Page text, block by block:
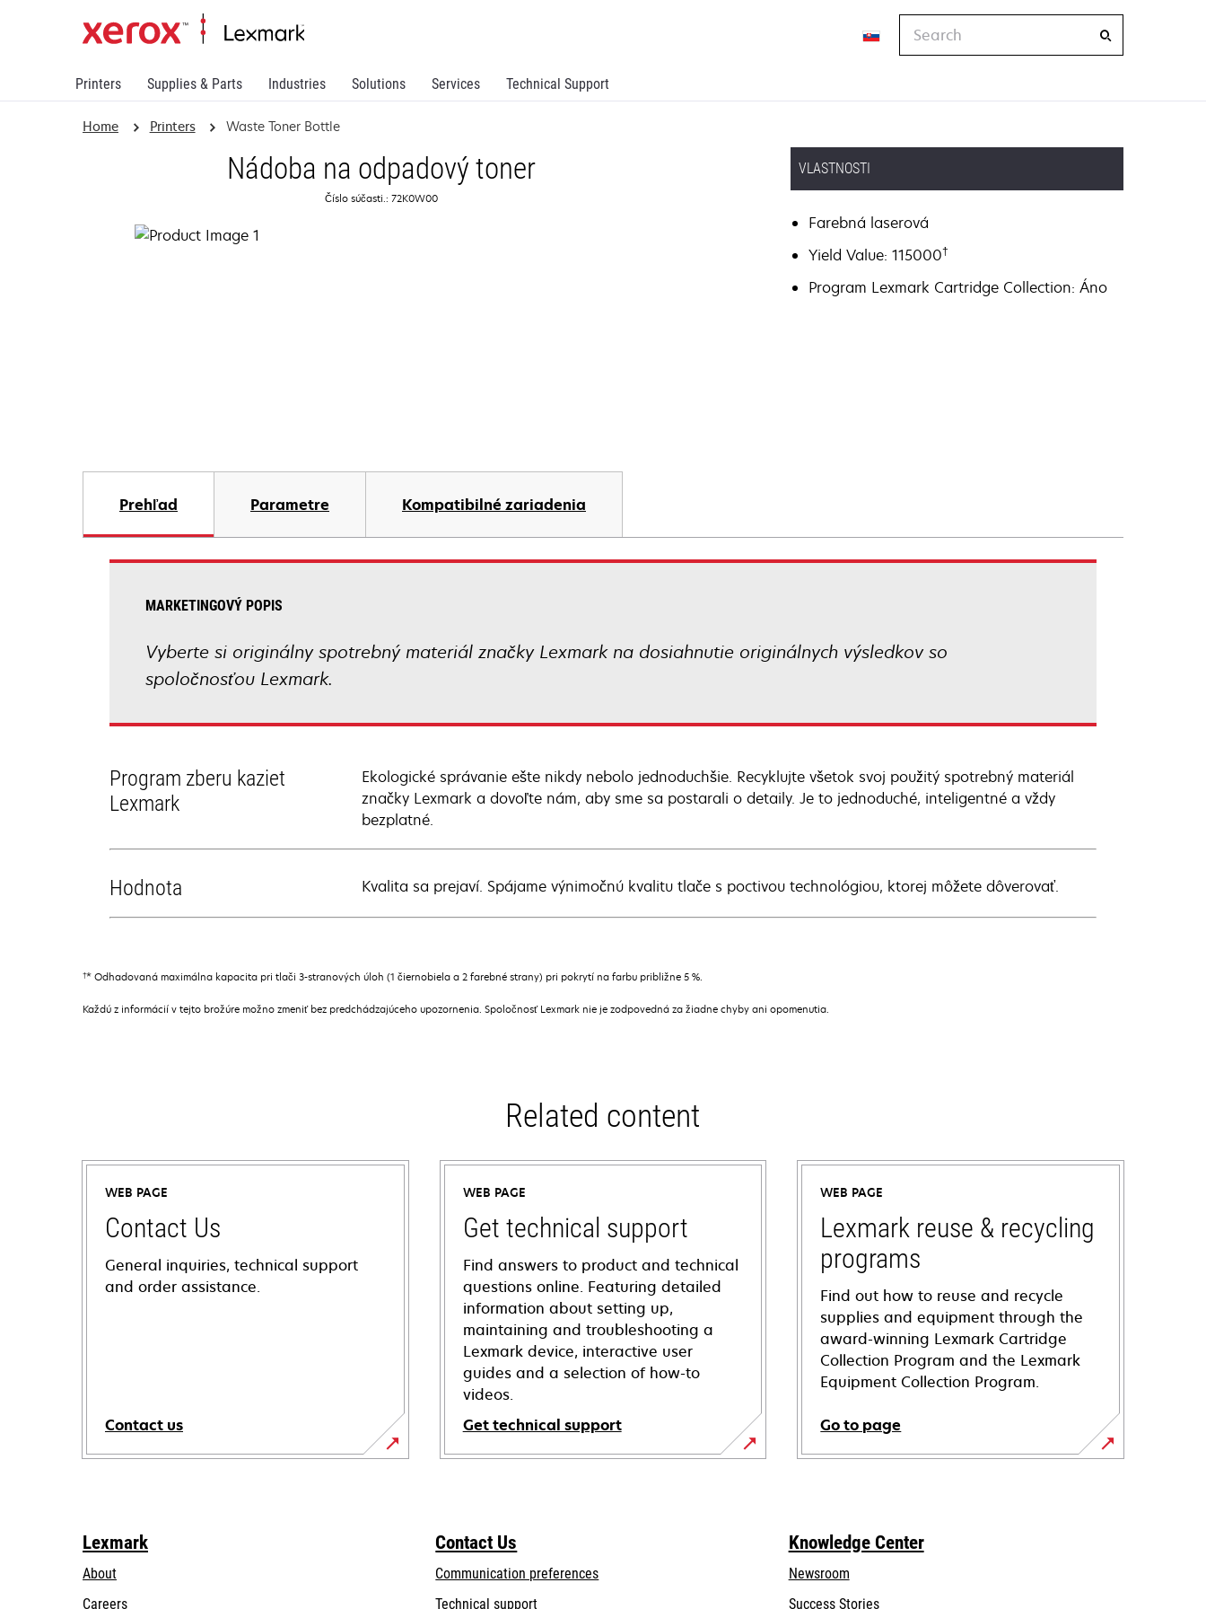
Printers Supplies & Parts Industries Solutions Services Technical Support
Home Printers Waste Toner Bottle
Nádoba na odpadový toner
Číslo súčasti.: 72K0W00
VLASTNOSTI
Farebná laserová
Yield Value: 115000†
Program Lexmark Cartridge Collection: Áno
Prehľad Parametre Kompatibilné zariadenia
MARKETINGOVÝ POPIS
Vyberte si originálny spotrebný materiál značky Lexmark na dosiahnutie originálnych výsledkov so
spoločnosťou Lexmark.
Program zberu kaziet
Lexmark
Ekologické správanie ešte nikdy nebolo jednoduchšie. Recyklujte všetok svoj použitý spotrebný materiál
značky Lexmark a dovoľte nám, aby sme sa postarali o detaily. Je to jednoduché, inteligentné a vždy
bezplatné.
Hodnota Kvalita sa prejaví. Spájame výnimočnú kvalitu tlače s poctivou technológiou, ktorej môžete dôverovať.
†* Odhadovaná maximálna kapacita pri tlači 3-stranových úloh (1 čiernobiela a 2 farebné strany) pri pokrytí na farbu približne 5 %.
Každú z informácií v tejto brožúre možno zmeniť bez predchádzajúceho upozornenia. Spoločnosť Lexmark nie je zodpovedná za žiadne chyby ani opomenutia.
Related content
WEB PAGE
Contact Us
General inquiries, technical support
and order assistance.
Contact us
WEB PAGE
Get technical support
Find answers to product and technical
questions online. Featuring detailed
information about setting up,
maintaining and troubleshooting a
Lexmark device, interactive user
guides and a selection of how-to
videos.
Get technical support
opens
tab
WEB PAGE
Lexmark reuse & recycling
programs
Find out how to reuse and recycle
supplies and equipment through the
award-winning Lexmark Cartridge
Collection Program and the Lexmark
Equipment Collection Program.
Go to page
Lexmark
About
Careers
Contact Us
Communication preferences
Technical supportopens
Knowledge Center
Newsroom
Success Stories